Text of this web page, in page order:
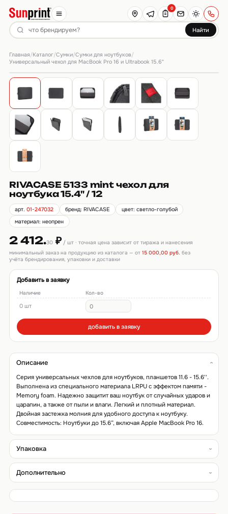
Найти
0
Главная/Каталог/Сумки/Сумки для ноутбуков/
Универсальный чехол для MacBook Pro 16 и Ultrabook 15.6"
RIVACASE 5133 mint чехол для
ноутбука 15.4" / 12
арт.01-247032 бренд: RIVACASE
цвет: светло-голубой
материал: неопрен
2 412.30₽/ шт · точная цена зависит от тиража и нанесения
минимальный заказ на продукцию из каталога — от 15 000,00 руб. без
учёта брендирования, упаковки и доставки
Добавить в заявку
Наличие Кол-во
0 шт
добавить в заявку
Описание
Серия универсальных чехлов для ноутбуков, планшетов 11.6 - 15.6''.
Выполнена из специального материала LRPU с эффектом памяти -
Memory foam. Надежно защитит ваш ноутбук от случайных ударов и
царапин, а также от пыли и влаги. Легкий и плотный материал.
Двойная застежка молния для удобного доступа к ноутбуку.
Совместимость: Ноутбуки до 15.6”, включая Apple MacBook Pro 16.
Упаковка
Дополнительно